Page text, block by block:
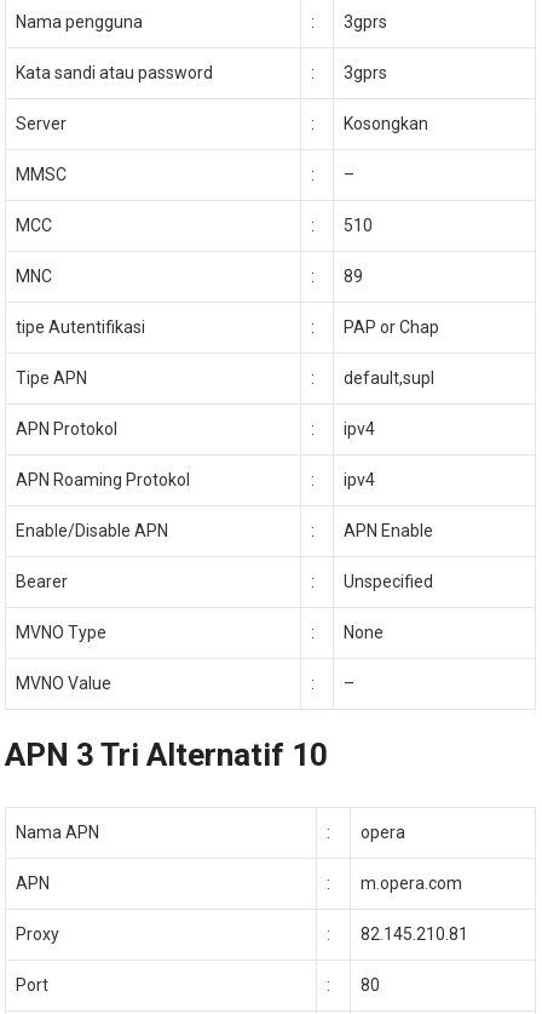
Nama pengguna : 3gprs
Kata sandi atau password : 3gprs
Server : Kosongkan
MMSC : –
MCC : 510
MNC : 89
tipe Autentifikasi : PAP or Chap
Tipe APN : default,supl
APN Protokol : ipv4
APN Roaming Protokol : ipv4
Enable/Disable APN : APN Enable
Bearer : Unspecified
MVNO Type : None
MVNO Value : –
APN 3 Tri Alternatif 10
Nama APN : opera
APN : m.opera.com
Proxy : 82.145.210.81
Port : 80